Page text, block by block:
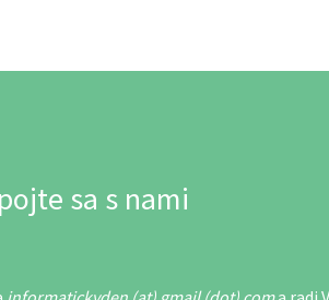
sa s nami